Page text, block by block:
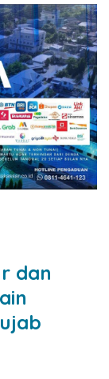
dan